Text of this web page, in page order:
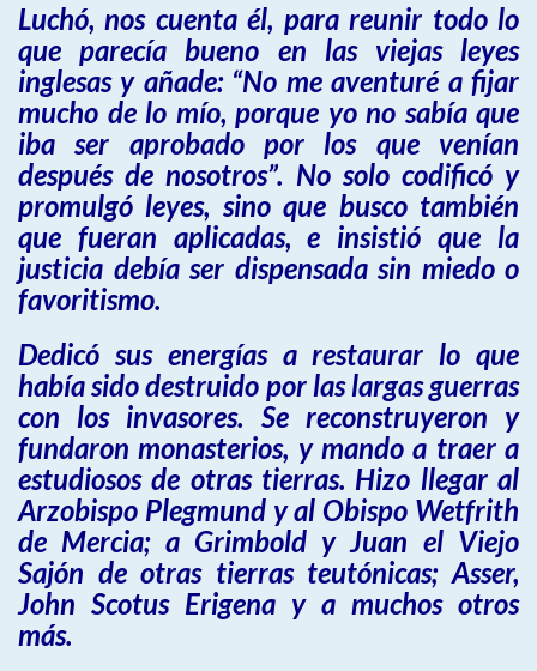
Luchó, nos cuenta él, para reunir todo lo
que parecía bueno en las viejas leyes
inglesas y añade: “No me aventuré a fijar
mucho de lo mío, porque yo no sabía que
iba ser aprobado por los que venían
después de nosotros”. No solo codificó y
promulgó leyes, sino que busco también
que fueran aplicadas, e insistió que la
justicia debía ser dispensada sin miedo o
favoritismo.
Dedicó sus energías a restaurar lo que
había sido destruido por las largas guerras
con los invasores. Se reconstruyeron y
fundaron monasterios, y mando a traer a
estudiosos de otras tierras. Hizo llegar al
Arzobispo Plegmund y al Obispo Wetfrith
de Mercia; a Grimbold y Juan el Viejo
Sajón de otras tierras teutónicas; Asser,
John Scotus Erigena y a muchos otros
más.